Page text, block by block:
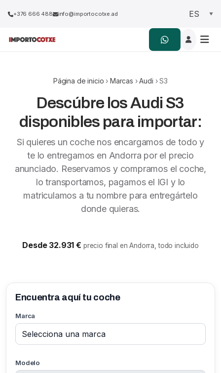
+376 666 488 info@importocotxe.ad
Página de inicio › Marcas ›Audi › S3
Descúbre los Audi S3
disponibles para importar:
Si quieres un coche nos encargamos de todo y
te lo entregamos en Andorra por el precio
anunciado. Reservamos y compramos el coche,
lo transportamos, pagamos el IGI y lo
matriculamos a tu nombre para entregártelo
donde quieras.
Desde 32.931 € precio final en Andorra, todo incluido
Encuentra aquí tu coche
Marca
Modelo